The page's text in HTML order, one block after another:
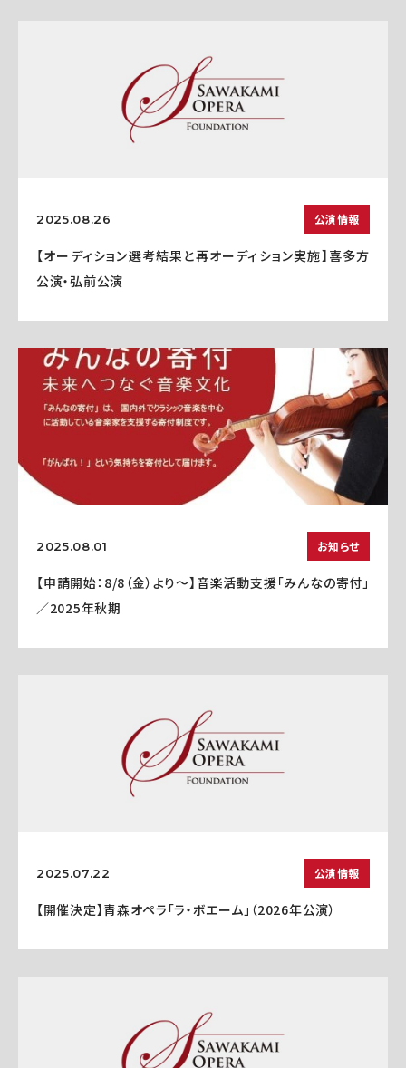
2025.08.26 公演情報
【オーディション選考結果と再オーディション実施】喜多方
公演・弘前公演
2025.08.01 お知らせ
【申請開始：8/8（金）より～】音楽活動支援「みんなの寄付」
／2025年秋期
2025.07.22 公演情報
【開催決定】青森オペラ「ラ・ボエーム」（2026年公演）